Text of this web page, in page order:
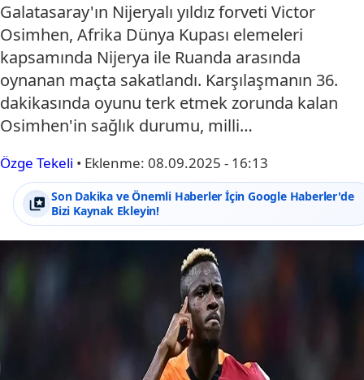
Galatasaray'ın Nijeryalı yıldız forveti Victor
Osimhen, Afrika Dünya Kupası elemeleri
kapsamında Nijerya ile Ruanda arasında
oynanan maçta sakatlandı. Karşılaşmanın 36.
dakikasında oyunu terk etmek zorunda kalan
Osimhen'in sağlık durumu, milli…
Özge Tekeli • Eklenme: 08.09.2025 - 16:13
Son Dakika ve Önemli Haberler İçin Google Haberler'de
Bizi Kaynak Ekleyin!